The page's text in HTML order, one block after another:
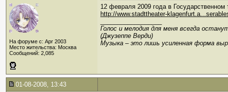
На форуме с: Apr 2003
Место жительства: Москва
Сообщений: 2,085
12 февраля 2009 года в
http://www.stadttheater-
Голос и мелодия для меня всегда
(Джузеппе Верди)
Музыка – это лишь усиленная форма
01-08-2008, 13:43